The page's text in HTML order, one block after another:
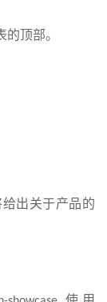
顶部。
给出关于产品的